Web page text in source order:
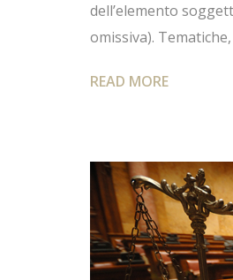
dell’elemento
omissiva).
READ MORE